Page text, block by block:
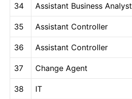
34 Assistant Business Analyst
35 Assistant Controller
36 Assistant Controller
37 Change Agent
38 IT